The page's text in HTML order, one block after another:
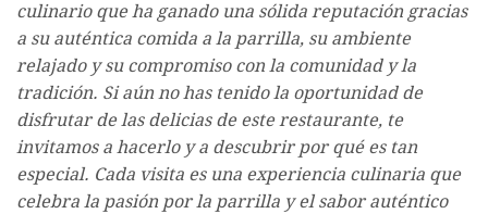
culinario que ha ganado una sólida reputación gracias
a su auténtica comida a la parrilla, su ambiente
relajado y su compromiso con la comunidad y la
tradición. Si aún no has tenido la oportunidad de
disfrutar de las delicias de este restaurante, te
invitamos a hacerlo y a descubrir por qué es tan
especial. Cada visita es una experiencia culinaria que
celebra la pasión por la parrilla y el sabor auténtico